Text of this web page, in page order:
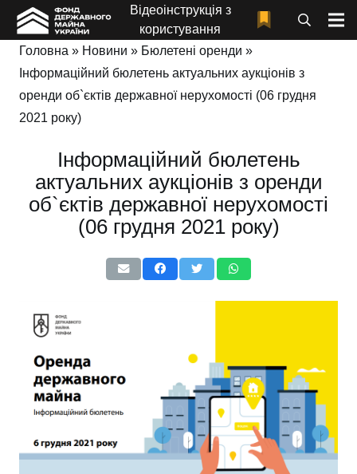
Відеоінструкція з
користування
Головна » Новини » Бюлетені оренди »
Інформаційний бюлетень актуальних аукціонів з
оренди об`єктів державної нерухомості (06 грудня
2021 року)
Інформаційний бюлетень
актуальних аукціонів з оренди
об`єктів державної нерухомості
(06 грудня 2021 року)